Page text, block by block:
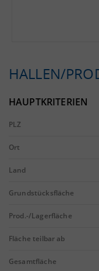
HALLEN/
HAUPTKRITERIEN
PLZ
Ort
Land
Grundstücksfläche
Prod.-/Lagerfläche
Fläche teilbar ab
Gesamtfläche